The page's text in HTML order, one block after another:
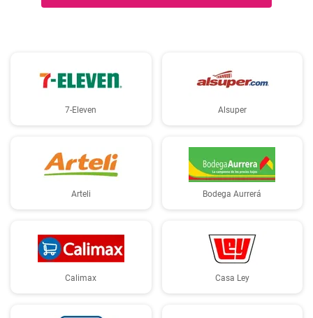
7-Eleven Alsuper
Arteli Bodega Aurrerá
Calimax Casa Ley